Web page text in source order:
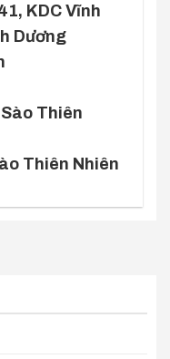
KDC Vĩnh
Dương
Thiên
Thiên Nhiên